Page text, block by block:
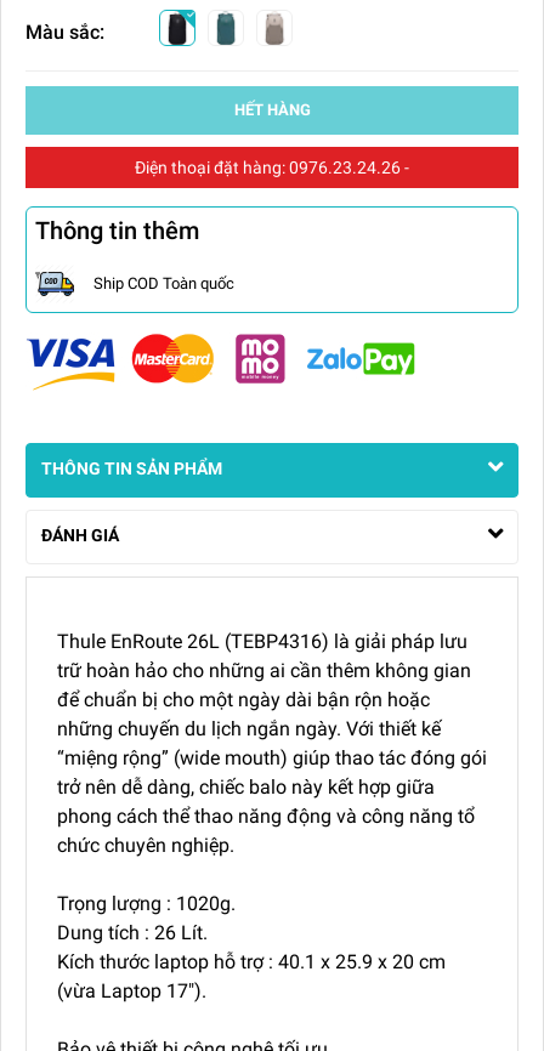
Màu sắc:
HẾT HÀNG
Điện thoại đặt hàng:0976.23.24.26-
Thông tin thêm
Ship COD Toàn quốc
THÔNG TIN SẢN PHẨM
ĐÁNH GIÁ
Thule EnRoute 26L (TEBP4316) là giải pháp lưu
trữ hoàn hảo cho những ai cần thêm không gian
để chuẩn bị cho một ngày dài bận rộn hoặc
những chuyến du lịch ngắn ngày. Với thiết kế
“miệng rộng” (wide mouth) giúp thao tác đóng gói
trở nên dễ dàng, chiếc balo này kết hợp giữa
phong cách thể thao năng động và công năng tổ
chức chuyên nghiệp.
Trọng lượng : 1020g.
Dung tích : 26 Lít.
Kích thước laptop hỗ trợ : 40.1 x 25.9 x 20 cm
(vừa Laptop 17").